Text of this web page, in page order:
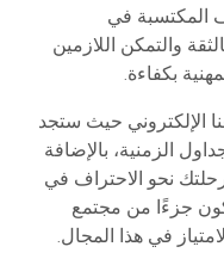
المكتسبة في
والتمكن اللازمين
بكفاءة.
الإلكتروني حيث ستجد
الزمنية، بالإضافة
نحو الاحتراف في
جزءًا من مجتمع
في هذا المجال.